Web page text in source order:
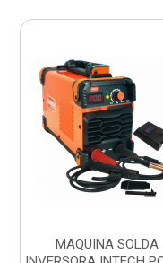
MAQUINA SOLDA